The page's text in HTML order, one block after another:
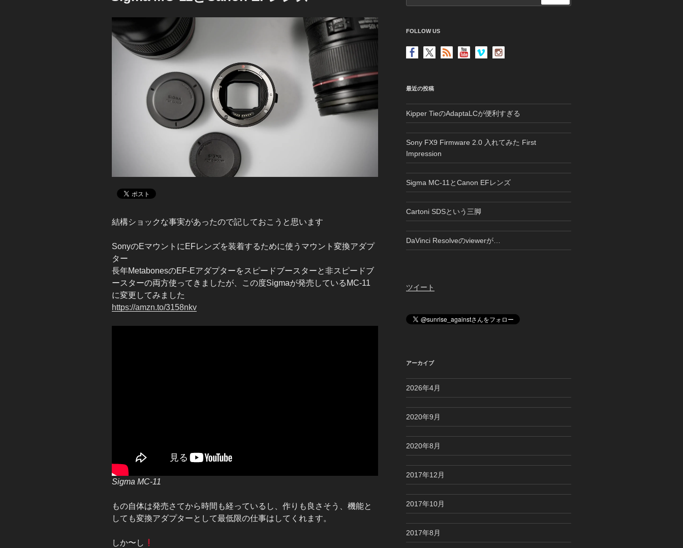
結構ショックな事実があったので記しておこうと思います
SonyのEマウントにEFレンズを装着するために使うマウント変換アダプ
ター
長年MetabonesのEF-Eアダプターをスピードブースターと非スピードブ
ースターの両方使ってきましたが、この度Sigmaが発売しているMC-11
に変更してみました
https://amzn.to/3158nkv
Sigma MC-11
もの自体は発売さてから時間も経っているし、作りも良さそう、機能と
しても変換アダプターとして最低限の仕事はしてくれます。
しか〜し
索
FOLLOW US
最近の投稿
Kipper TieのAdaptaLCが便利すぎる
Sony FX9 Firmware 2.0 入れてみた First
Impression
Sigma MC-11とCanon EFレンズ
Cartoni SDSという三脚
DaVinci Resolveのviewerが…
ツイート
アーカイブ
2026年4月
2020年9月
2020年8月
2017年12月
2017年10月
2017年8月